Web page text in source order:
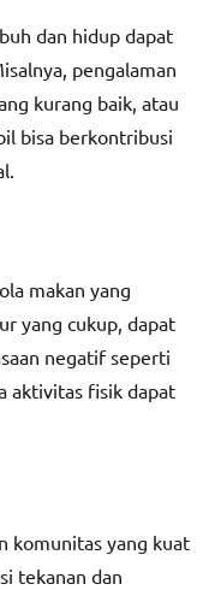
dan hidup dapat
pengalaman
kurang baik, atau
bisa berkontribusi
makan yang
yang cukup, dapat
negatif seperti
aktivitas fisik dapat
komunitas yang kuat
tekanan dan